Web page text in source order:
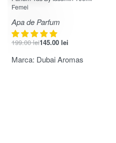
Femei
Apa de Parfum
199.00lei145.00 lei
Marca: Dubai Aromas